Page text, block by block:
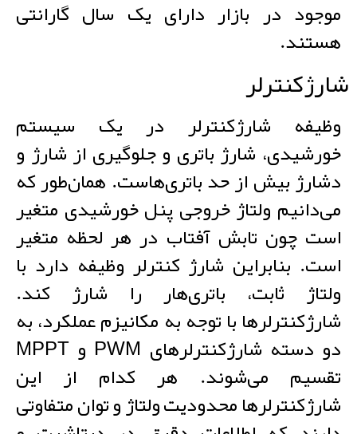
موجود در بازار دارای یک سال گارانتی
هستند.
شارژکنترلر
وظیفه شارژکنترلر در یک سیستم
خورشیدی، شارژ باتری و جلوگیری از شارژ و
دشارژ بیش از حد باتری‌هاست. همان‌طور که
می‌دانیم ولتاژ خروجی پنل خورشیدی متغیر
است چون تابش آفتاب در هر لحظه متغیر
است. بنابراین شارژ کنترلر وظیفه دارد با
ولتاژ ثابت، باتری‌هار را شارژ کند.
شارژکنترلرها با توجه به مکانیزم عملکرد، به
دو دسته شارژکنترلرهای PWM و MPPT
تقسیم می‌شوند. هر کدام از این
شارژکنترلرها محدودیت ولتاژ و توان متفاوتی